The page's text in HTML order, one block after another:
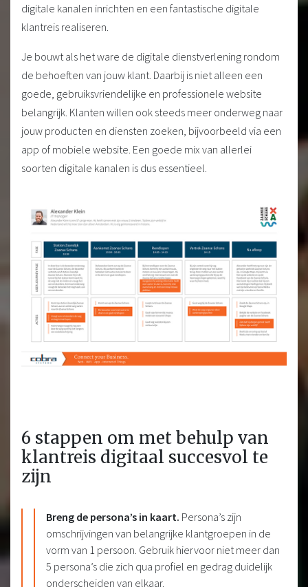
digitale kanalen inrichten en een fantastische digitale
klantreis realiseren.
Je bouwt als het ware de digitale dienstverlening rondom
de behoeften van jouw klant. Daarbij is niet alleen een
goede, gebruiksvriendelijke en professionele website
belangrijk. Klanten willen ook steeds meer onderweg naar
jouw producten en diensten zoeken, bijvoorbeeld via een
app of mobiele website. Een goede mix van allerlei
soorten digitale kanalen is dus essentieel.
6 stappen om met behulp van
klantreis digitaal succesvol te
zijn
Breng de persona’s in kaart. Persona’s zijn
omschrijvingen van belangrijke klantgroepen in de
vorm van 1 persoon. Gebruik hiervoor niet meer dan
5 persona’s die zich qua profiel en gedrag duidelijk
onderscheiden van elkaar.